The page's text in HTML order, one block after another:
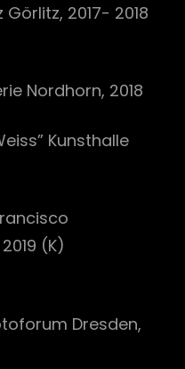
2017- 2018
Nordhorn, 2018
Kunsthalle
Art, 2019 (K)
Dresden,